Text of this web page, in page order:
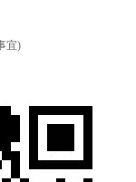
宜)